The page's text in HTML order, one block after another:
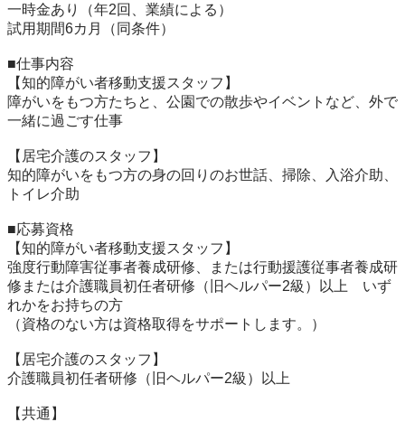
一時金あり（年2回、業績による）
試用期間6カ月（同条件）
■仕事内容
【知的障がい者移動支援スタッフ】
障がいをもつ方たちと、公園での散歩やイベントなど、外で
一緒に過ごす仕事
【居宅介護のスタッフ】
知的障がいをもつ方の身の回りのお世話、掃除、入浴介助、
トイレ介助
■応募資格
【知的障がい者移動支援スタッフ】
強度行動障害従事者養成研修、または行動援護従事者養成研
修または介護職員初任者研修（旧ヘルパー2級）以上　いず
れかをお持ちの方
（資格のない方は資格取得をサポートします。）
【居宅介護のスタッフ】
介護職員初任者研修（旧ヘルパー2級）以上
【共通】